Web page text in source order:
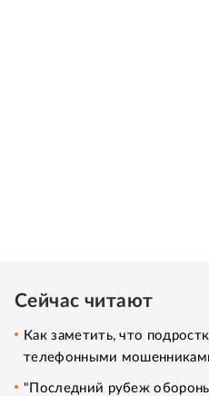
Сейчас читают
Как заметить, что
телефонными
"Последний рубеж